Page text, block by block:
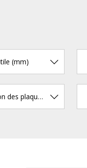
(mm)
Identification des plaquettes